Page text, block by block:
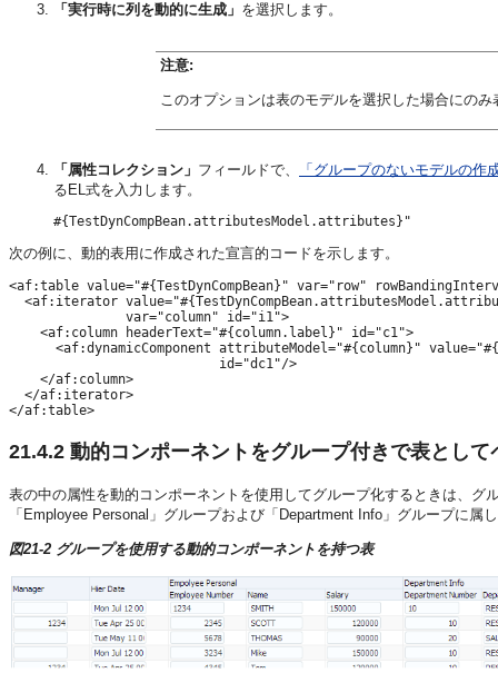
「実行時に列を動的に生成」 を選択します。
注意:
このオプションは表のモデルを選択した場合にのみ
「属性コレクション」 フィールドで、
「グループのないモデルの作
るEL式を入力します。
次の例に、動的表用に作成された宣言的コードを示します。
<af:table value="#{TestDynCompBean}" var="row"
<af:iterator
               var="column" id="i1">
    <af:column headerText="#{column.label}" id="c1">
<af:dynamicComponent attributeModel="#{column}"
                           id="dc1"/>
    </af:column>
  </af:iterator>
</af:table>
21.4.2 動的コンポーネントをグループ付きで表とし
表の中の属性を動的コンポーネントを使用してグループ化するときは、グ
「Employee Personal」グループおよび「Department Info」グループに属
図21-2 グループを使用する動的コンポーネントを持つ表